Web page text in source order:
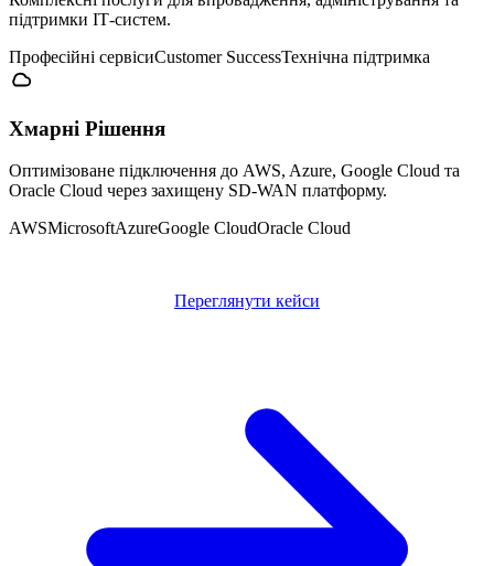
підтримки ІТ-систем.
Професійні сервісиCustomer SuccessТехнічна підтримка
Хмарні Рішення
Оптимізоване підключення до AWS, Azure, Google Cloud та
Oracle Cloud через захищену SD-WAN платформу.
AWSMicrosoftAzureGoogle CloudOracle Cloud
Переглянути кейси